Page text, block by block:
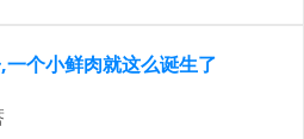
个小鲜肉就这么诞生了